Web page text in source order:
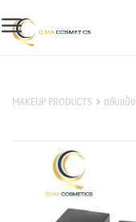
to
content
MAKEUP PRODUCTS ตลับแป้ง